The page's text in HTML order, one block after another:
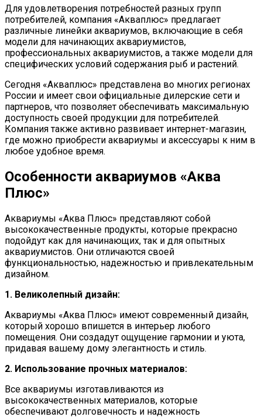
Для удовлетворения потребностей разных групп
потребителей, компания «Акваплюс» предлагает
различные линейки аквариумов, включающие в себя
модели для начинающих аквариумистов,
профессиональных аквариумистов, а также модели для
специфических условий содержания рыб и растений.
Сегодня «Акваплюс» представлена во многих регионах
России и имеет свои официальные дилерские сети и
партнеров, что позволяет обеспечивать максимальную
доступность своей продукции для потребителей.
Компания также активно развивает интернет-магазин,
где можно приобрести аквариумы и аксессуары к ним в
любое удобное время.
Особенности аквариумов «Аква
Плюс»
Аквариумы «Аква Плюс» представляют собой
высококачественные продукты, которые прекрасно
подойдут как для начинающих, так и для опытных
аквариумистов. Они отличаются своей
функциональностью, надежностью и привлекательным
дизайном.
1. Великолепный дизайн:
Аквариумы «Аква Плюс» имеют современный дизайн,
который хорошо впишется в интерьер любого
помещения. Они создадут ощущение гармонии и уюта,
придавая вашему дому элегантность и стиль.
2. Использование прочных материалов:
Все аквариумы изготавливаются из
высококачественных материалов, которые
обеспечивают долговечность и надежность